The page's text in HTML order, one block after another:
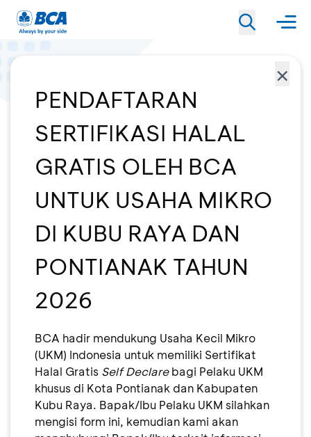
×
PENDAFTARAN
SERTIFIKASI HALAL
GRATIS OLEH BCA
UNTUK USAHA MIKRO
DI KUBU RAYA DAN
PONTIANAK TAHUN
2026
BCA hadir mendukung Usaha Kecil Mikro
(UKM) Indonesia untuk memiliki Sertifikat
Halal Gratis Self Declarebagi Pelaku UKM
khusus di Kota Pontianak dan Kabupaten
Kubu Raya. Bapak/Ibu Pelaku UKM silahkan
mengisi form ini, kemudian kami akan